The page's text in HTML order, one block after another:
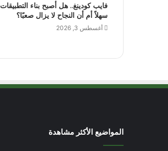
فايب كودينغ.. هل أصبح بناء التطبيقات
سهلاً أم أن النجاح لا يزال صعبًا؟
أغسطس 3, 2026
المواضيع الأكثر مشاهدة